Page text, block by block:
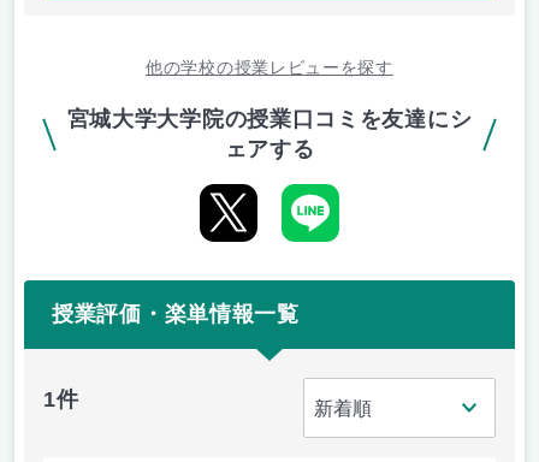
他の学校の授業レビューを探す
宮城大学大学院の授業口コミを友達にシ
ェアする
授業評価・楽単情報一覧
1件